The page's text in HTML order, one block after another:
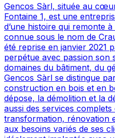
Gencos Sàrl, située au
Fontaine 1, est une
d’une histoire qui remonte
connue sous le nom de
été reprise en janvier 2021
perpétue avec passion son
domaines du bâtiment, du
Gencos Sàrl se distingue
construction en bois et en
dépose, la démolition et la
aussi des services
transformation, rénovation
aux besoins variés de ses